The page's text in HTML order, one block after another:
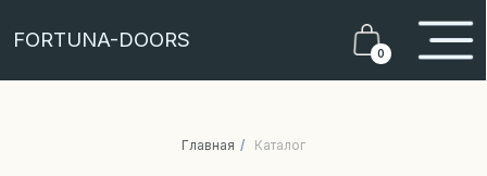
FORTUNA-DOORS
Главная / Каталог
Каталог товаров